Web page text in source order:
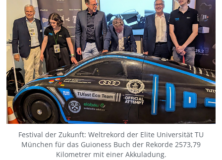
Festival der Zukunft: Weltrekord der Elite Universität TU
München für das Guioness Buch der Rekorde 2573,79
Kilometrer mit einer Akkuladung.